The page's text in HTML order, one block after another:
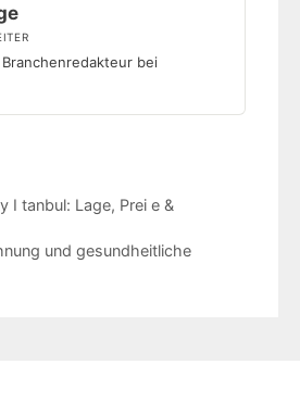
bei
I tanbul: Lage, Prei e &
und gesundheitliche